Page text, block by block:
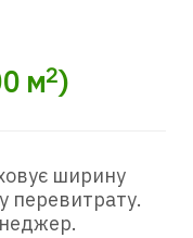
м2)
ширину
перевитрату.